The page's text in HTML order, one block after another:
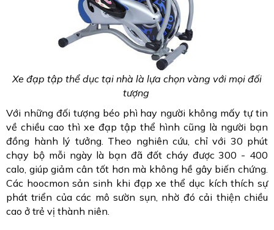
Xe đạp tập thể dục tại nhà là lựa chọn vàng với mọi đối
tượng
Với những đối tượng béo phì hay người không mấy tự tin
về chiều cao thì xe đạp tập thể hình cũng là người bạn
đồng hành lý tưởng. Theo nghiên cứu, chỉ với 30 phút
chạy bộ mỗi ngày là bạn đã đốt cháy được 300 - 400
calo, giúp giảm cân tốt hơn mà không hề gây biến chứng.
Các hoocmon sản sinh khi đạp xe thể dục kích thích sự
phát triển của các mô sườn sụn, nhờ đó cải thiện chiều
cao ở trẻ vị thành niên.